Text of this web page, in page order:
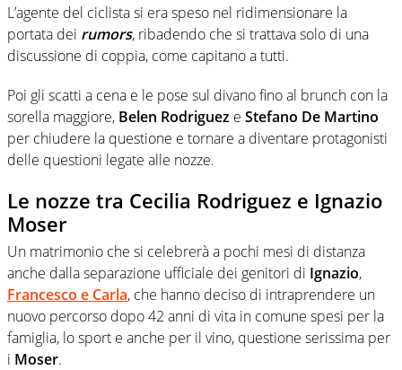
L’agente del ciclista si era speso nel ridimensionare la
portata dei rumors, ribadendo che si trattava solo di una
discussione di coppia, come capitano a tutti.
Poi gli scatti a cena e le pose sul divano fino al brunch con la
sorella maggiore, Belen Rodriguez e Stefano De Martino
per chiudere la questione e tornare a diventare protagonisti
delle questioni legate alle nozze.
Le nozze tra Cecilia Rodriguez e Ignazio
Moser
Un matrimonio che si celebrerà a pochi mesi di distanza
anche dalla separazione ufficiale dei genitori di Ignazio,
Francesco e Carla, che hanno deciso di intraprendere un
nuovo percorso dopo 42 anni di vita in comune spesi per la
famiglia, lo sport e anche per il vino, questione serissima per
i Moser.